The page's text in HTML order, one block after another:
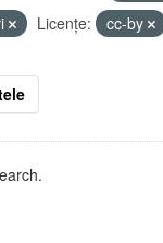
Licenţe: cc-by